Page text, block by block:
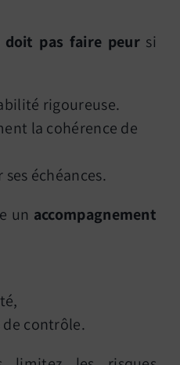
doit pas faire peursi
rigoureuse.
la cohérence de
ses échéances.
un accompagnement
de contrôle.